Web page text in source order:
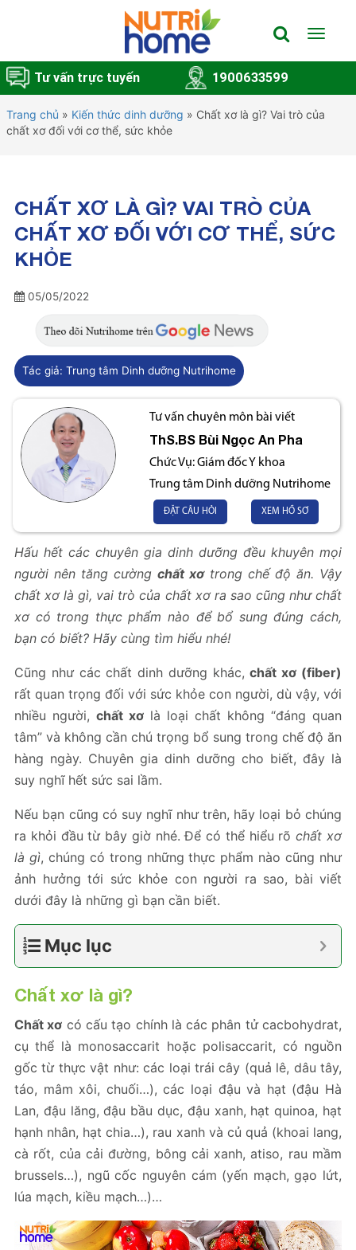
Toggle
Tư vấn trực tuyến 1900633599
Trang chủ » Kiến thức dinh dưỡng » Chất xơ là gì? Vai trò của
chất xơ đối với cơ thể, sức khỏe
CHẤT XƠ LÀ GÌ? VAI TRÒ CỦA
CHẤT XƠ ĐỐI VỚI CƠ THỂ, SỨC
KHỎE
05/05/2022
Tác giả: Trung tâm Dinh dưỡng Nutrihome
Tư vấn chuyên môn bài viết
ThS.BS Bùi Ngọc An Pha
Chức Vụ: Giám đốc Y khoa
Trung tâm Dinh dưỡng Nutrihome
ĐẶT CÂU HỎI XEM HỒ SƠ
Hấu hết các chuyên gia dinh dưỡng đều khuyên mọi
người nên tăng cường chất xơtrong chế độ ăn. Vậy
chất xơ là gì, vai trò của chất xơ ra sao cũng như chất
xơ có trong thực phẩm nào để bổ sung đúng cách,
bạn có biết? Hãy cùng tìm hiểu nhé!
Cũng như các chất dinh dưỡng khác,chất xơ (fiber)
rất quan trọng đối với sức khỏe con người, dù vậy, với
nhiều người, chất xơ là loại chất không “đáng quan
tâm” và không cần chú trọng bổ sung trong chế độ ăn
hàng ngày. Chuyên gia dinh dưỡng cho biết, đây là
suy nghĩ hết sức sai lầm.
Nếu bạn cũng có suy nghĩ như trên, hãy loại bỏ chúng
ra khỏi đầu từ bây giờ nhé. Để có thể hiểu rõchất xơ
là gì, chúng có trong những thực phẩm nào cũng như
ảnh hưởng tới sức khỏe con người ra sao, bài viết
dưới đây là những gì bạn cần biết.
Mục lục
Chất xơ là gì?
Chất xơ có cấu tạo chính là các phân tử cacbohydrat,
cụ thể là monosaccarit hoặc polisaccarit, có nguồn
gốc từ thực vật như: các loại trái cây (quả lê, dâu tây,
táo, mâm xôi, chuối…), các loại đậu và hạt (đậu Hà
Lan, đậu lăng, đậu bầu dục, đậu xanh, hạt quinoa, hạt
hạnh nhân, hạt chia…), rau xanh và củ quả (khoai lang,
cà rốt, của cải đường, bông cải xanh, atiso, rau mầm
brussels…), ngũ cốc nguyên cám (yến mạch, gạo lứt,
lúa mạch, kiều mạch…)…